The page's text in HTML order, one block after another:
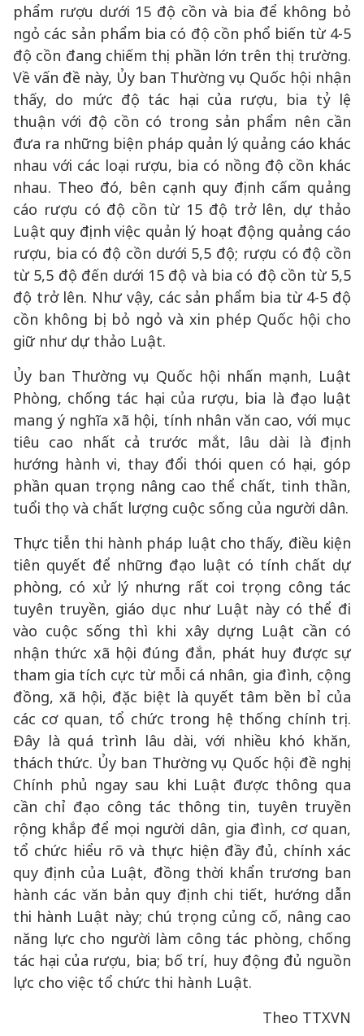
phẩm rượu dưới 15 độ cồn và bia để không bỏ
ngỏ các sản phẩm bia có độ cồn phổ biến từ 4-5
độ cồn đang chiếm thị phần lớn trên thị trường.
Về vấn đề này, Ủy ban Thường vụ Quốc hội nhận
thấy, do mức độ tác hại của rượu, bia tỷ lệ
thuận với độ cồn có trong sản phẩm nên cần
đưa ra những biện pháp quản lý quảng cáo khác
nhau với các loại rượu, bia có nồng độ cồn khác
nhau. Theo đó, bên cạnh quy định cấm quảng
cáo rượu có độ cồn từ 15 độ trở lên, dự thảo
Luật quy định việc quản lý hoạt động quảng cáo
rượu, bia có độ cồn dưới 5,5 độ; rượu có độ cồn
từ 5,5 độ đến dưới 15 độ và bia có độ cồn từ 5,5
độ trở lên. Như vậy, các sản phẩm bia từ 4-5 độ
cồn không bị bỏ ngỏ và xin phép Quốc hội cho
giữ như dự thảo Luật.
Ủy ban Thường vụ Quốc hội nhấn mạnh, Luật
Phòng, chống tác hại của rượu, bia là đạo luật
mang ý nghĩa xã hội, tính nhân văn cao, với mục
tiêu cao nhất cả trước mắt, lâu dài là định
hướng hành vi, thay đổi thói quen có hại, góp
phần quan trọng nâng cao thể chất, tinh thần,
tuổi thọ và chất lượng cuộc sống của người dân.
Thực tiễn thi hành pháp luật cho thấy, điều kiện
tiên quyết để những đạo luật có tính chất dự
phòng, có xử lý nhưng rất coi trọng công tác
tuyên truyền, giáo dục như Luật này có thể đi
vào cuộc sống thì khi xây dựng Luật cần có
nhận thức xã hội đúng đắn, phát huy được sự
tham gia tích cực từ mỗi cá nhân, gia đình, cộng
đồng, xã hội, đặc biệt là quyết tâm bền bỉ của
các cơ quan, tổ chức trong hệ thống chính trị.
Đây là quá trình lâu dài, với nhiều khó khăn,
thách thức. Ủy ban Thường vụ Quốc hội đề nghị
Chính phủ ngay sau khi Luật được thông qua
cần chỉ đạo công tác thông tin, tuyên truyền
rộng khắp để mọi người dân, gia đình, cơ quan,
tổ chức hiểu rõ và thực hiện đầy đủ, chính xác
quy định của Luật, đồng thời khẩn trương ban
hành các văn bản quy định chi tiết, hướng dẫn
thi hành Luật này; chú trọng củng cố, nâng cao
năng lực cho người làm công tác phòng, chống
tác hại của rượu, bia; bố trí, huy động đủ nguồn
lực cho việc tổ chức thi hành Luật.
Theo TTXVN